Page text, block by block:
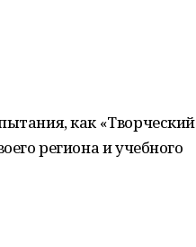
как «Творческий
региона и учебного